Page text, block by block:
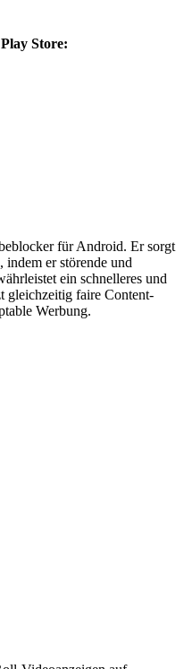
Store:
für Android. Er sorgt
er störende und
ein schnelleres und
gleichzeitig faire Content-
Werbung.